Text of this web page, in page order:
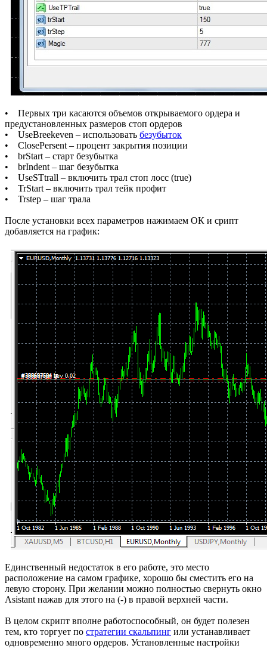
• Первых три касаются объемов открываемого ордера и
предустановленных размеров стоп ордеров
• UseBreekeven – использовать безубыток
• ClosePersent – процент закрытия позиции
• brStart – старт безубытка
• brIndent – шаг безубытка
• UseSTtrall – включить трал стоп лосс (true)
• TrStart – включить трал тейк профит
• Trstep – шаг трала
После установки всех параметров нажимаем ОК и срипт
добавляется на график:
Единственный недостаток в его работе, это место
расположение на самом графике, хорошо бы сместить его на
левую сторону. При желании можно полностью свернуть окно
Asistant нажав для этого на (-) в правой верхней части.
В целом скрипт вполне работоспособный, он будет полезен
тем, кто торгует по стратегии скальпинг или устанавливает
одновременно много ордеров. Установленные настройки